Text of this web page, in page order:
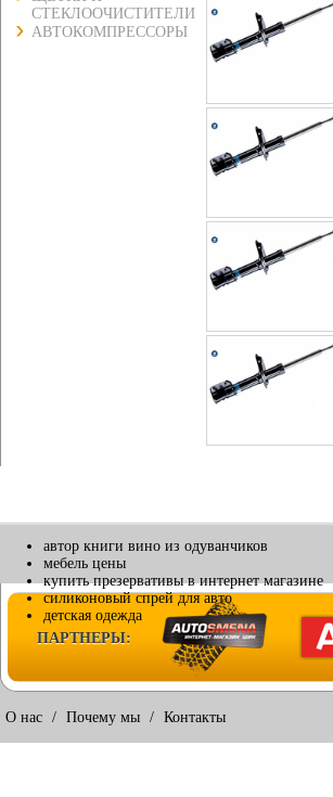
СТЕКЛООЧИСТИТЕЛИ
АВТОКОМПРЕССОРЫ
автор книги вино из одуванчиков
мебель цены
купить презервативы в интернет магазине
силиконовый спрей для авто
детская одежда
ПАРТНЕРЫ:
О нас / Почему мы / Контакты